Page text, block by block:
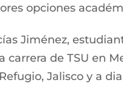
opciones
Jiménez,
carrera de TSU en
Jalisco y a